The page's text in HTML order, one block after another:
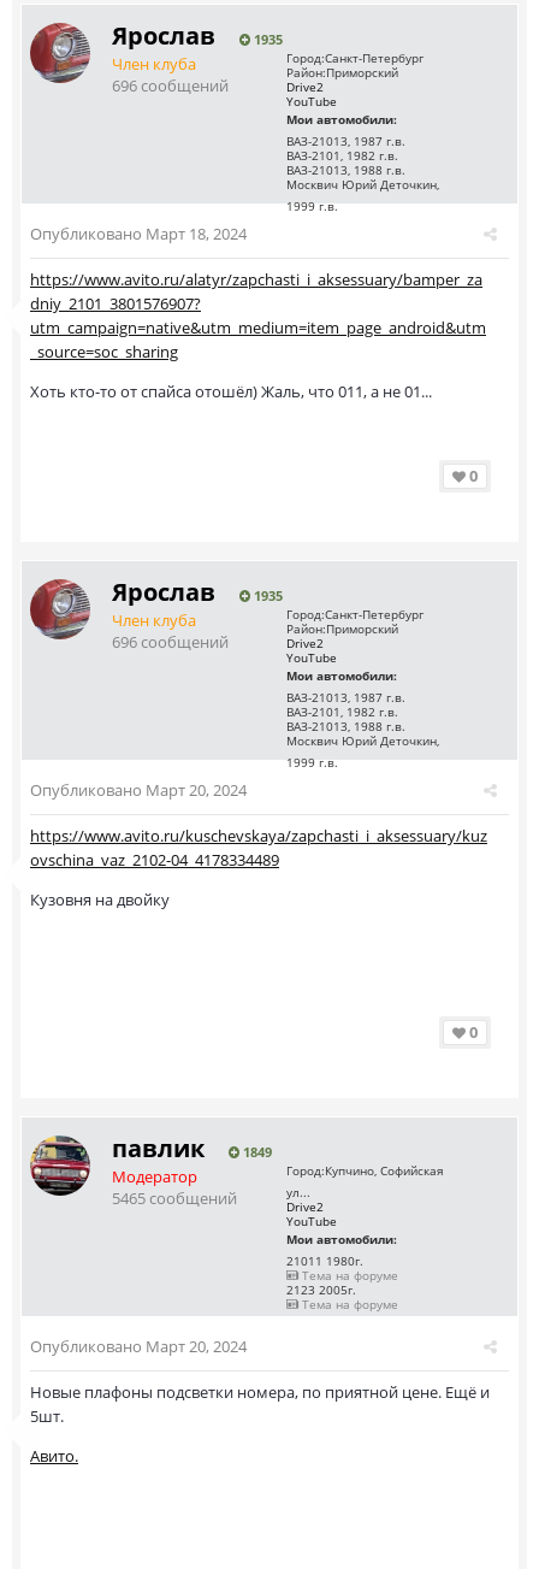
Ярослав 1935
Член клуба
696 сообщений
Город:Санкт-Петербург
Район:Приморский
Drive2
YouTube
Мои автомобили:
ВАЗ-21013, 1987 г.в.
ВАЗ-2101, 1982 г.в.
ВАЗ-21013, 1988 г.в.
Москвич Юрий Деточкин,
1999 г.в.
Опубликовано Март 18, 2024
https://www.avito.ru/alatyr/zapchasti_i_aksessuary/bamper_za
dniy_2101_3801576907?
utm_campaign=native&utm_medium=item_page_android&utm
_source=soc_sharing
Хоть кто-то от спайса отошёл) Жаль, что 011, а не 01...
0
Ярослав 1935
Член клуба
696 сообщений
Город:Санкт-Петербург
Район:Приморский
Drive2
YouTube
Мои автомобили:
ВАЗ-21013, 1987 г.в.
ВАЗ-2101, 1982 г.в.
ВАЗ-21013, 1988 г.в.
Москвич Юрий Деточкин,
1999 г.в.
Опубликовано Март 20, 2024
https://www.avito.ru/kuschevskaya/zapchasti_i_aksessuary/kuz
ovschina_vaz_2102-04_4178334489
Кузовня на двойку
0
павлик 1849
Модератор
5465 сообщений
Город:Купчино, Софийская
ул...
Drive2
YouTube
Мои автомобили:
21011 1980г.
Тема на форуме
2123 2005г.
Тема на форуме
Опубликовано Март 20, 2024
Новые плафоны подсветки номера, по приятной цене. Ещё и
5шт.
Авито.